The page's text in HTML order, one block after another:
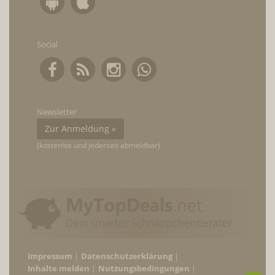
Social
Newsletter
Zur Anmeldung »
(kostenlos und jederzeit abmeldbar)
Impressum
Datenschutzerklärung
Inhalte melden
Nutzungsbedingungen